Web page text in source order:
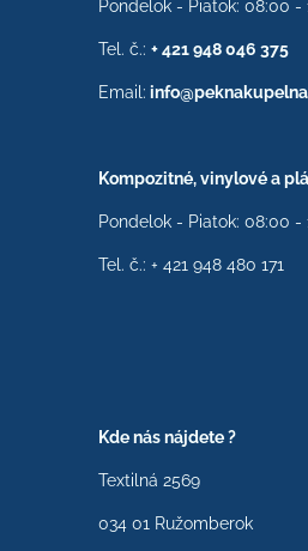
Pondelok - Piatok: 08:00 -
Tel. č.: + 421 948 046 375
Email:
Kompozitné, vinylové a
Pondelok - Piatok: 08:00 -
Tel. č.: + 421 948 480 171
Kde nás nájdete ?
Textilná 2569
034 01 Ružomberok